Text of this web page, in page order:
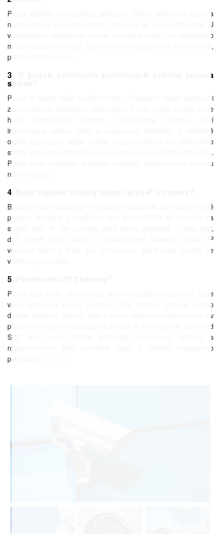
Pevný objektiv neumožňuje přiblížení. Pokud tedy není kamera
nastavena na konkrétní místo, zoom by se nám mohl hodit. U
varifokálního objektivu je možné manuálně nebo i ze vzdáleného
místa upravit zoom tak, abychom mohli zaostřit na určité místo,
předmět nebo osobu.
3. V jakých světelných podmínkách zvládne kamera
snímat?
Pokud je objekt málo osvětlen nebo potřebujete objekt sledovat i
za zhoršených světelných podmínek a v noci, určitě se vám bude
hodit infračervená kamera. Infračervená kamera měří
infračervené záření, které je vyzařované objektem a následně
objekt vizualizuje, takže vzniká obraz prostředí bez viditelného
světla. Jen pozor, infračervená kamera nevidí například přes sklo.
Pokud máte v objektu dostatek osvětlení, infračervenou kameru
nepotřebujete.
4. Bude zajištěn vhodný stupeň krytí IP u kamery?
Bude kamera nasazena v náročném prostředí, kde bude hodně
prachu, případně ji zasáhnou vlivy počasí? Pak se zaměřte na
stupeň krytí IP. Jde ochranu před cizími předměty – ruka, prst,
drát, prach apod, dále o ochranu před vniknutím vody. IP
venkovní kamery bude jiné než kamery, která bude použita ve
vnitřních prostorách.
5. Pevné nebo PTZ kamery?
Pokud vám stačí, aby kamera směřovala jedním směrem, bude
vám vyhovovat pevná kamera. PTZ kamery zvládají pohyb
doleva, doprava, nahoru, dolů a zoom, obsáhnou větší prostor a v
případě potřeby mohou objekt přiblížit a tak rozeznat například
SPZ auta nebo obličej pachatele. Kamerové systémy s
rozpoznáváním SPZ pomáhají např. s detekcí nelegálního
parkování.